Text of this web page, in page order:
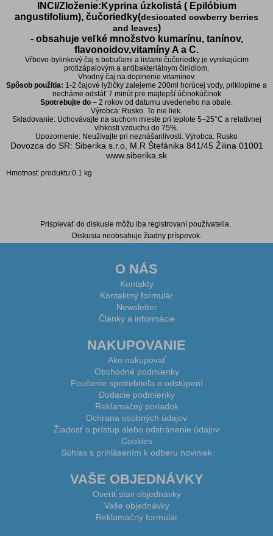
INCI/Zloženie:Kyprina úzkolistá ( Epilóbium
angustifolium), čučoriedky(desiccated cowberry berries
and leaves)
- obsahuje veľké množstvo kumarínu, tanínov,
flavonoidov,vitamíny A a C.
Vŕbovo-bylinkový čaj s bobuľami a listami čučoriedky je vynikajúcim
protizápalovým a antibakteriálnym činidlom.
Vhodný čaj na doplnenie vitamínov.
Spôsob použitia: 1-2 čajové lyžičky zalejeme 200ml horúcej vody, priklopíme a
necháme odstáť 7 minút pre majlepší účinokúčinok
Spotrebujte do – 2 rokov od datumu uvedeneho na obale.
Výrobca: Rusko. To nie liek.
Skladovanie: Uchovávajte na suchom mieste pri teplote 5–25°C a relatívnej
vlhkosti vzduchu do 75%.
Upozornenie: Neužívajte pri neznášanlivosti. Výrobca: Rusko
Dovozca do SR: Siberika s.r.o, M.R Štefánika 841/45 Žilina 01001
www.siberika.sk
Hmotnosť produktu:0.1 kg
Prispievať do diskusie môžu iba registrovaní používatelia.
Diskusia neobsahuje žiadny príspevok.
O NÁS
Kontakty
Kontaktný formulár
Newsletter
Články a informácie
NAKUPOVANIE
Ako nakupovať
Obchodné podmienky
Poučenie spotrebiteľa o odstúpení
Dodacie podmienky
Reklamačný poriadok
Ochrana osobných údajov
Žiadosť o prístup alebo odstránenie údajov
Cookies
Súhlas s prihlásením k odberu noviniek
VAŠE OBJEDNÁVKY
Overiť stav objednávky
Vaše objednávky
Reklamačný formulár